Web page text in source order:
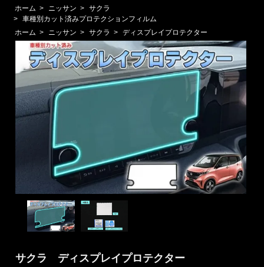
ホーム > ニッサン > サクラ
> 車種別カット済みプロテクションフィルム
ホーム > ニッサン > サクラ > ディスプレイプロテクター
サクラ ディスプレイプロテクター